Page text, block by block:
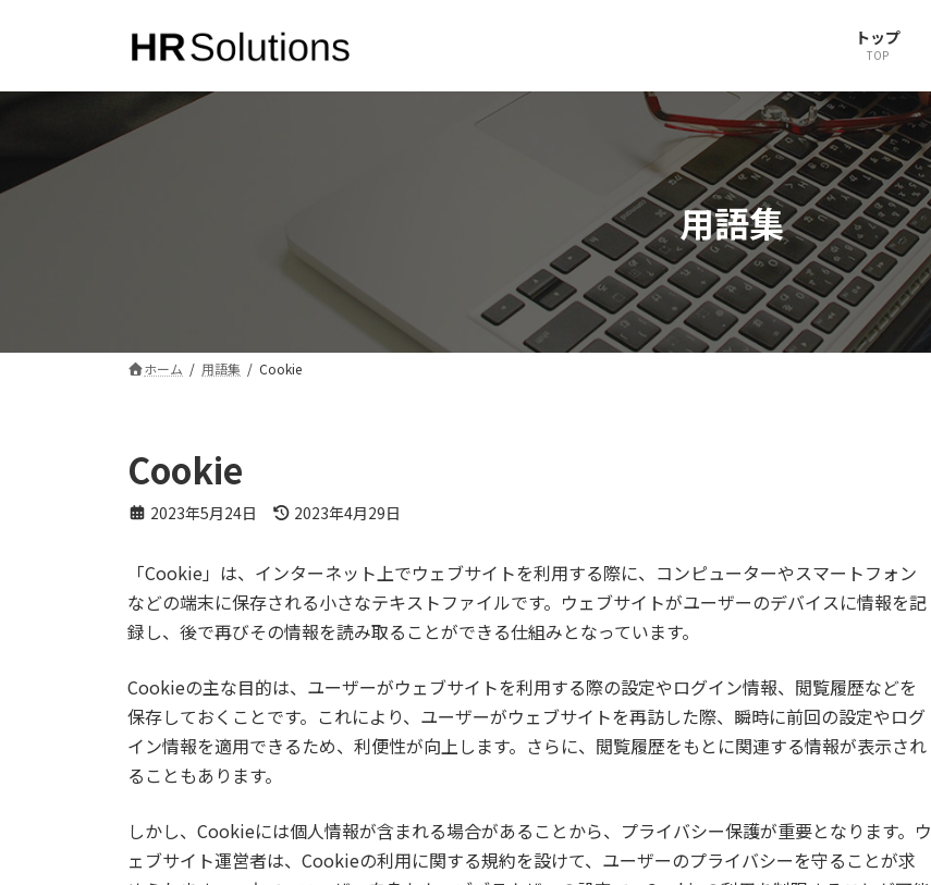
ン
キ
ー
に
トップ
TOP
用語集
ホーム 用語集 Cookie
Cookie
2023年5月24日
最
新
日
時
:
2023年4月29日
「Cookie」は、インターネット上でウェブサイトを利用する際に、コンピューターやスマートフォン
などの端末に保存される小さなテキストファイルです。ウェブサイトがユーザーのデバイスに情報を記
録し、後で再びその情報を読み取ることができる仕組みとなっています。
Cookieの主な目的は、ユーザーがウェブサイトを利用する際の設定やログイン情報、閲覧履歴などを
保存しておくことです。これにより、ユーザーがウェブサイトを再訪した際、瞬時に前回の設定やログ
イン情報を適用できるため、利便性が向上します。さらに、閲覧履歴をもとに関連する情報が表示され
ることもあります。
しかし、Cookieには個人情報が含まれる場合があることから、プライバシー保護が重要となります。ウ
ェブサイト運営者は、Cookieの利用に関する規約を設けて、ユーザーのプライバシーを守ることが求